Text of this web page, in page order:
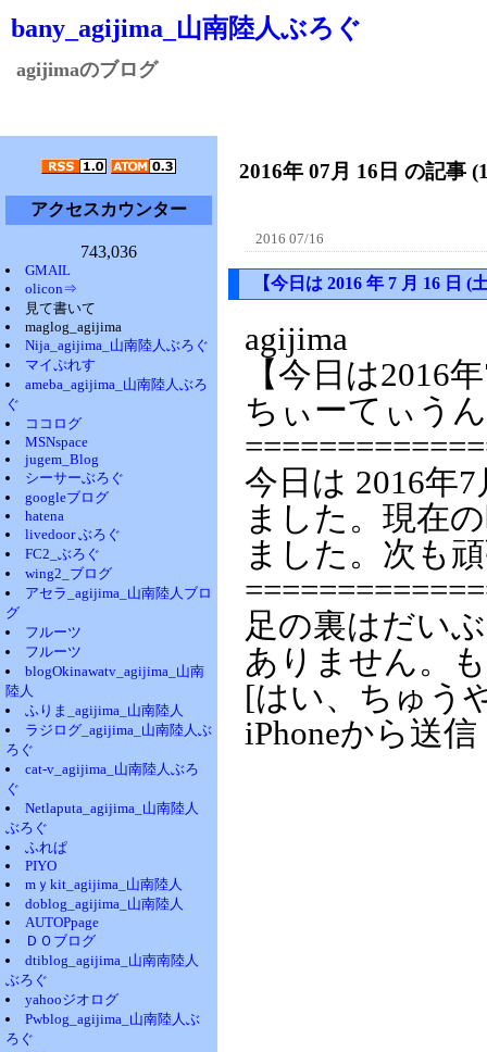
bany_agijima_山南陸人ぶろぐ
agijimaのブログ
アクセスカウンター
743,036
GMAIL
olicon⇒
見て書いて
maglog_agijima
Nija_agijima_山南陸人ぶろぐ
マイぷれす
ameba_agijima_山南陸人ぶろ
ぐ
ココログ
MSNspace
jugem_Blog
シーサーぶろぐ
googleブログ
hatena
livedoor ぶろぐ
FC2_ぶろぐ
wing2_ブログ
アセラ_agijima_山南陸人ブロ
グ
フルーツ
フルーツ
blogOkinawatv_agijima_山南
陸人
ふりま_agijima_山南陸人
ラジログ_agijima_山南陸人ぶ
ろぐ
cat-v_agijima_山南陸人ぶろ
ぐ
Netlaputa_agijima_山南陸人
ぶろぐ
ふれぱ
PIYO
mｙkit_agijima_山南陸人
doblog_agijima_山南陸人
AUTOPpage
ＤＯブログ
dtiblog_agijima_山南南陸人
ぶろぐ
yahooジオログ
Pwblog_agijima_山南陸人ぶ
ろぐ
2016年 07月 16日 の記事
2016 07/16
【今日は 2016 年 7 月 16 日
agijima
【今日は2016
ちぃーてぃう
今日は 2016年
ました。現在
ました。次も
足の裏はだい
ありません。
[はい、ちゅう
iPhoneから送信